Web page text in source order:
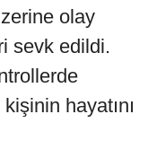
olay
sevk edildi.
hayatını